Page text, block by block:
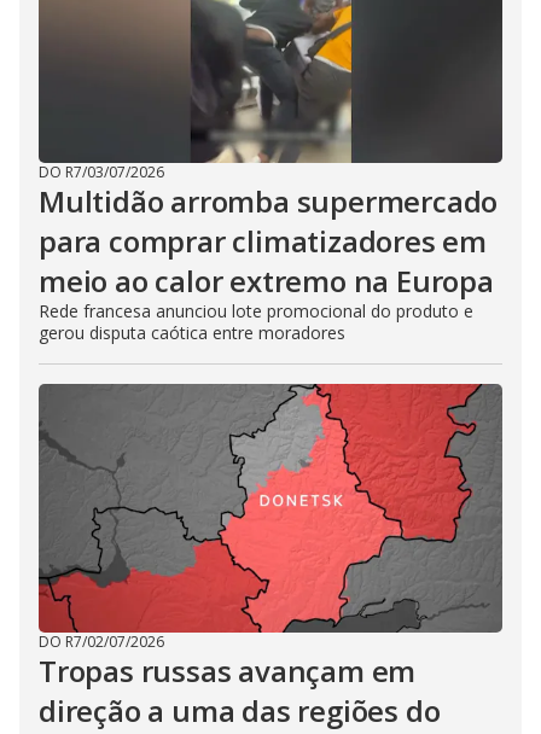
DO R7/03/07/2026
Multidão arromba supermercado
para comprar climatizadores em
meio ao calor extremo na Europa
Rede francesa anunciou lote promocional do produto e
gerou disputa caótica entre moradores
DO R7/02/07/2026
Tropas russas avançam em
direção a uma das regiões do